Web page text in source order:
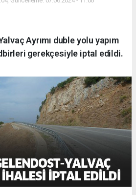
Ayrımı duble yolu yapım
gerekçesiyle iptal edildi.